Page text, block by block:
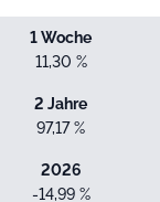
1 Woche
11,30 %
2 Jahre
97,17 %
2026
-14,99 %